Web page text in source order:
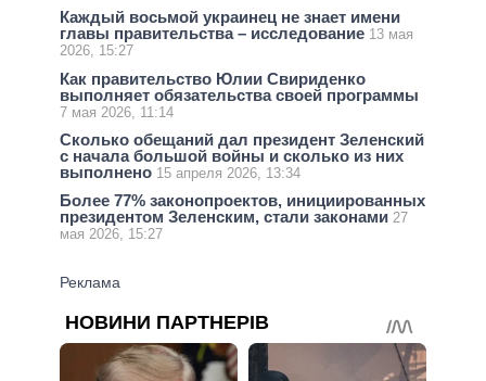
Каждый восьмой украинец не знает имени
главы правительства – исследование 13 мая
2026, 15:27
Как правительство Юлии Свириденко
выполняет обязательства своей программы
7 мая 2026, 11:14
Сколько обещаний дал президент Зеленский
с начала большой войны и сколько из них
выполнено 15 апреля 2026, 13:34
Более 77% законопроектов, инициированных
президентом Зеленским, стали законами 27
мая 2026, 15:27